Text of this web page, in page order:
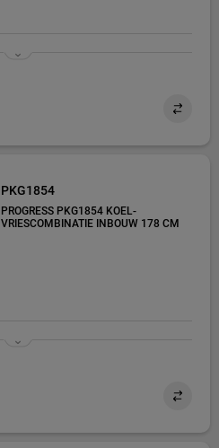
PKG1854
PROGRESS PKG1854 KOEL-
VRIESCOMBINATIE INBOUW 178 CM